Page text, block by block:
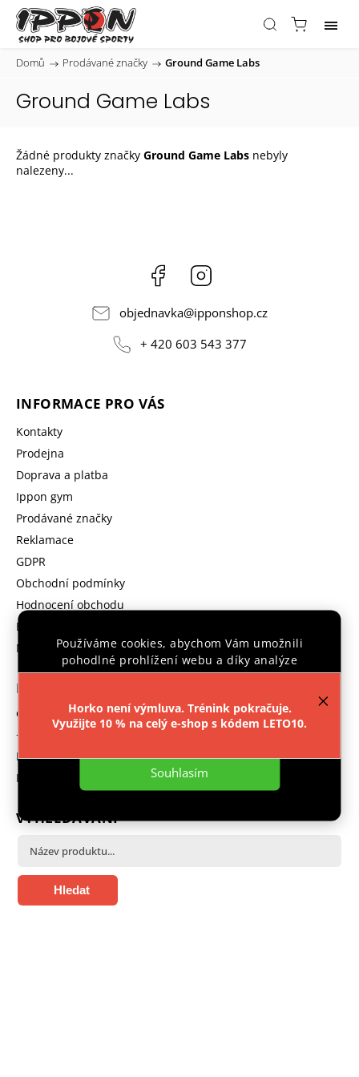
Používáme cookies, abychom Vám umožnili
pohodlné prohlížení webu a díky analýze
provozu webu neustále zlepšovali jeho funkce,
Nastavení
Souhlasím
Horko není výmluva. Trénink pokračuje.
Využijte 10 % na celý e-shop s kódem LETO10.
Domů / Prodávané značky / Ground Game Labs
Ground Game Labs
Žádné produkty značky Ground Game Labs nebyly
nalezeny...
Facebook
objednavka@ipponshop.cz
+ 420 603 543 377
INFORMACE PRO VÁS
Kontakty
Prodejna
Doprava a platba
Ippon gym
Prodávané značky
Reklamace
GDPR
Obchodní podmínky
Hodnocení obchodu
B2B program
Moje objednávka
KONTAKT
objednavka@ipponshop.cz
+ 420 603 543 377
Facebook
Instagram
VYHLEDÁVÁNÍ
Hledat